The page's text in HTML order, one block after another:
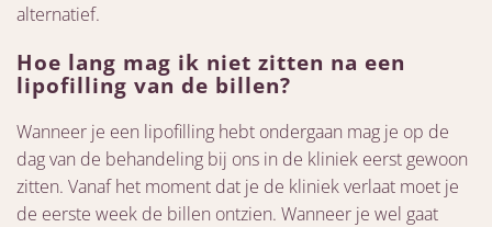
alternatief.
Hoe lang mag ik niet zitten na een
lipofilling van de billen?
Wanneer je een lipofilling hebt ondergaan mag je op de
dag van de behandeling bij ons in de kliniek eerst gewoon
zitten. Vanaf het moment dat je de kliniek verlaat moet je
de eerste week de billen ontzien. Wanneer je wel gaat